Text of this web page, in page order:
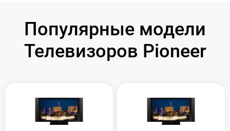
Популярные модели
Телевизоров Pioneer